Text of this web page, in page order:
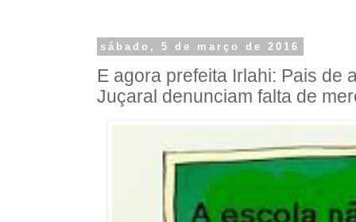
sábado, 5 de março de 2016
E agora prefeita Irlahi: Pais de
Juçaral denunciam falta de